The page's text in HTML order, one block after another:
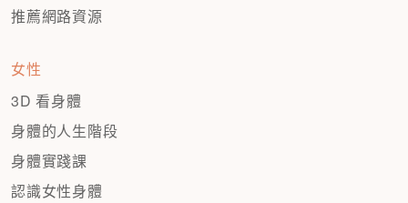
推薦網路資源
女性
3D 看身體
身體的人生階段
身體實踐課
認識女性身體